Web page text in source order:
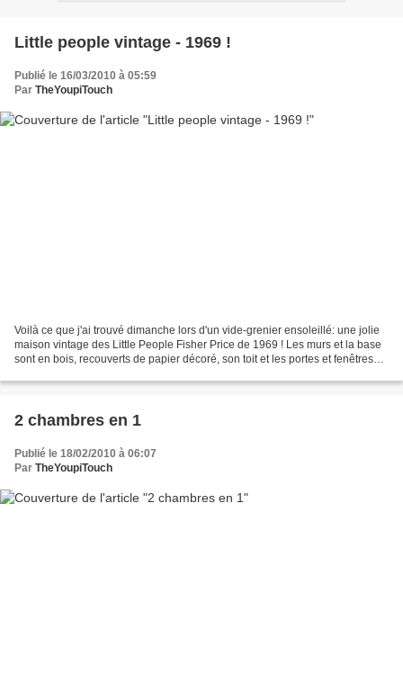
Little people vintage - 1969 !
Publié le 16/03/2010 à 05:59
Par TheYoupiTouch
Voilà ce que j'ai trouvé dimanche lors d'un vide-grenier ensoleillé: une jolie
maison vintage des Little People Fisher Price de 1969 ! Les murs et la base
sont en bois, recouverts de papier décoré, son toit et les portes et fenêtres
2 chambres en 1
Publié le 18/02/2010 à 06:07
Par TheYoupiTouch